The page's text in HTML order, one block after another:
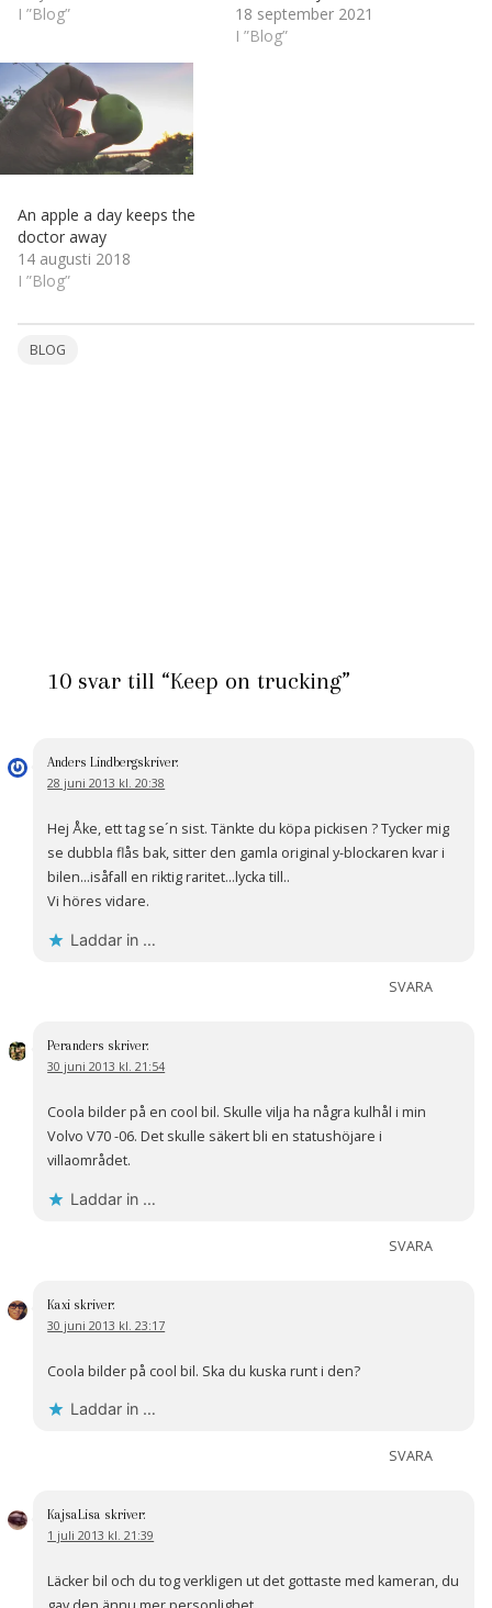
I ”Blog”
18 september 2021
I ”Blog”
An apple a day keeps the
doctor away
14 augusti 2018
I ”Blog”
BLOG
10 svar till “Keep on trucking”
Anders Lindbergskriver:
28 juni 2013 kl. 20:38
Hej Åke, ett tag se´n sist. Tänkte du köpa pickisen ? Tycker mig
se dubbla flås bak, sitter den gamla original y-blockaren kvar i
bilen…isåfall en riktig raritet…lycka till..
Vi höres vidare.
Laddar in …
SVARA
Peranders skriver:
30 juni 2013 kl. 21:54
Coola bilder på en cool bil. Skulle vilja ha några kulhål i min
Volvo V70 -06. Det skulle säkert bli en statushöjare i
villaområdet.
Laddar in …
SVARA
Kaxi skriver:
30 juni 2013 kl. 23:17
Coola bilder på cool bil. Ska du kuska runt i den?
Laddar in …
SVARA
KajsaLisa skriver:
1 juli 2013 kl. 21:39
Läcker bil och du tog verkligen ut det gottaste med kameran, du